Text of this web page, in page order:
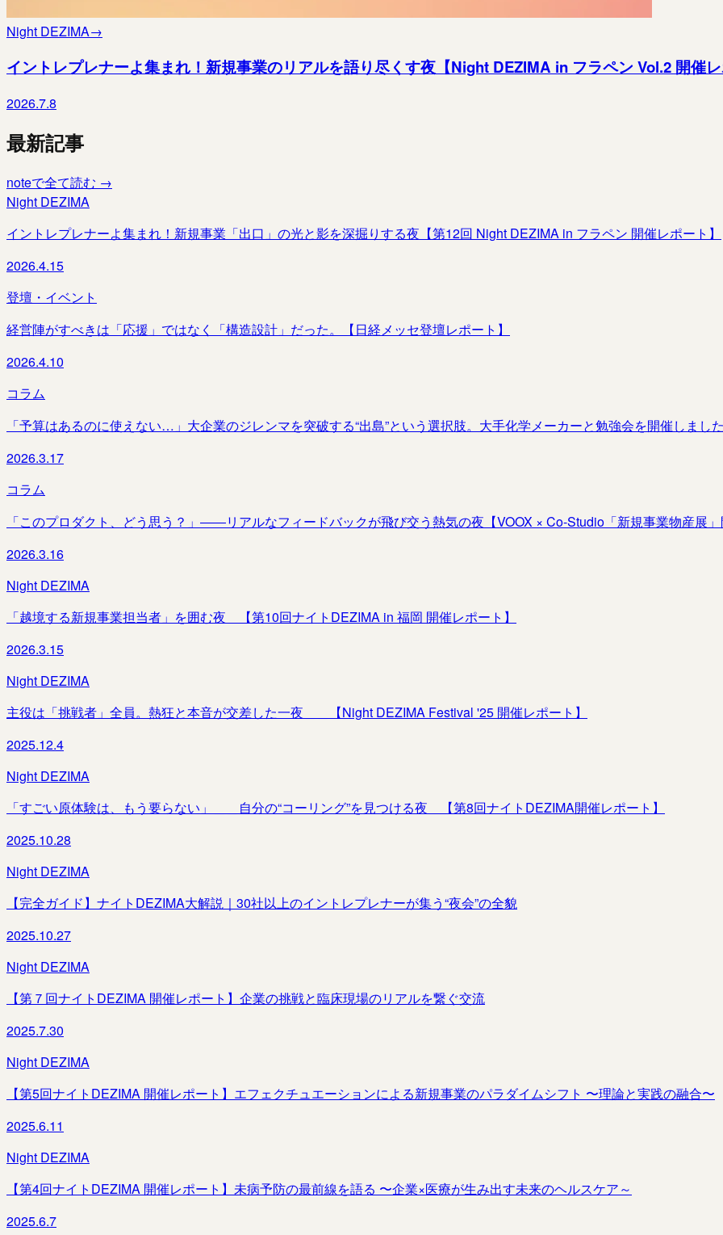
Night DEZIMA→
イントレプレナーよ集まれ！新規事業のリアルを語り尽くす夜【Night DEZIMA in フラペン Vol.2 開催
2026.7.8
最新記事
noteで全て読む →
Night DEZIMA
イントレプレナーよ集まれ！新規事業「出口」の光と影を深掘りする夜【第12回 Night DEZIMA in フラペン 開催レポート】
2026.4.15
登壇・イベント
経営陣がすべきは「応援」ではなく「構造設計」だった。【日経メッセ登壇レポート】
2026.4.10
コラム
「予算はあるのに使えない…」大企業のジレンマを突破する“出島”という選択肢。大手化学メーカーと勉強会を開催しまし
2026.3.17
コラム
「このプロダクト、どう思う？」――リアルなフィードバックが飛び交う熱気の夜【VOOX × Co-Studio「新規事業物産展
2026.3.16
Night DEZIMA
「越境する新規事業担当者」を囲む夜 【第10回ナイトDEZIMA in 福岡 開催レポート】
2026.3.15
Night DEZIMA
主役は「挑戦者」全員。熱狂と本音が交差した一夜＿＿【Night DEZIMA Festival '25 開催レポート】
2025.12.4
Night DEZIMA
「すごい原体験は、もう要らない」＿＿自分の“コーリング”を見つける夜 【第8回ナイトDEZIMA開催レポート】
2025.10.28
Night DEZIMA
【完全ガイド】ナイトDEZIMA大解説｜30社以上のイントレプレナーが集う“夜会”の全貌
2025.10.27
Night DEZIMA
【第７回ナイトDEZIMA 開催レポート】企業の挑戦と臨床現場のリアルを繋ぐ交流
2025.7.30
Night DEZIMA
【第5回ナイトDEZIMA 開催レポート】エフェクチュエーションによる新規事業のパラダイムシフト 〜理論と実践の融合〜
2025.6.11
Night DEZIMA
【第4回ナイトDEZIMA 開催レポート】未病予防の最前線を語る 〜企業×医療が生み出す未来のヘルスケア～
2025.6.7